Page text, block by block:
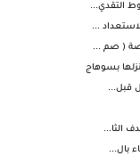
التقدي...
...
بسوهاج
قبل...
الثا...
بال...